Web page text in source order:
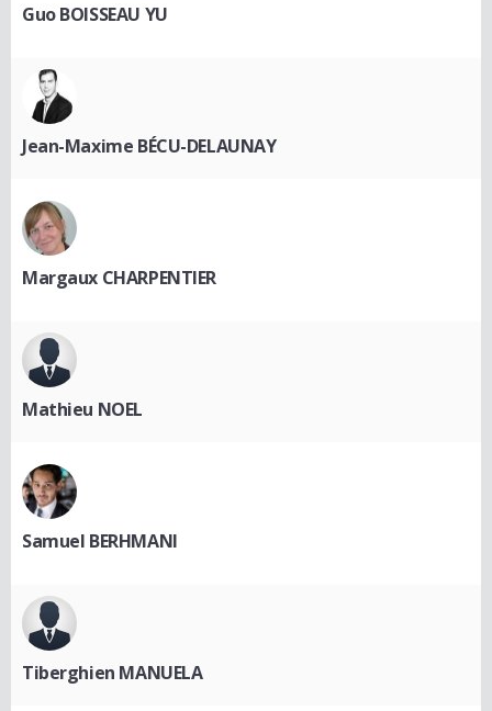
Guo BOISSEAU YU
Jean-Maxime BÉCU-DELAUNAY
Margaux CHARPENTIER
Mathieu NOEL
Samuel BERHMANI
Tiberghien MANUELA